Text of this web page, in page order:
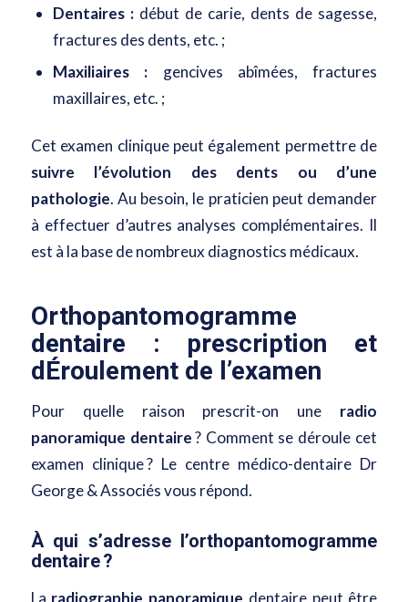
Dentaires :début de carie, dents de sagesse,
fractures des dents, etc. ;
Maxiliaires : gencives abîmées, fractures
maxillaires, etc. ;
Cet examen clinique peut également permettre de
suivre l’évolution des dents ou d’une
pathologie. Au besoin, le praticien peut demander
à effectuer d’autres analyses complémentaires. Il
est à la base de nombreux diagnostics médicaux.
Orthopantomogramme
dentaire : prescription et
dÉroulement de l’examen
Pour quelle raison prescrit-on une radio
panoramique dentaire? Comment se déroule cet
examen clinique ? Le centre médico-dentaire Dr
George & Associés vous répond.
À qui s’adresse l’orthopantomogramme
dentaire ?
La radiographie panoramique dentaire peut être